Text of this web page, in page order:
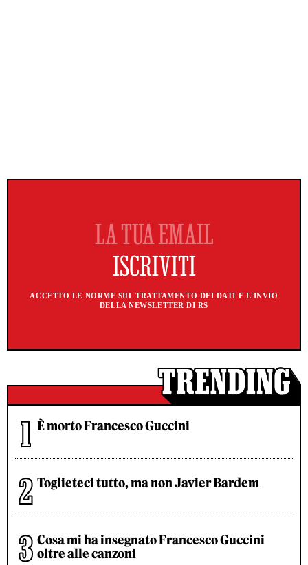
ACCETTO LE NORME SUL TRATTAMENTO DEI DATI E L'INVIO
DELLA NEWSLETTER DI RS
È morto Francesco Guccini
Toglieteci tutto, ma non Javier Bardem
Cosa mi ha insegnato Francesco Guccini
oltre alle canzoni